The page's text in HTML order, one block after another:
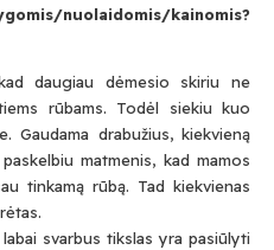
nuolaidomis/kainomis?
daugiau dėmesio skiriu ne
rūbams. Todėl siekiu kuo
Gaudama drabužius, kiekvieną
matmenis, kad mamos
tinkamą rūbą. Tad kiekvienas
svarbus tikslas yra pasiūlyti